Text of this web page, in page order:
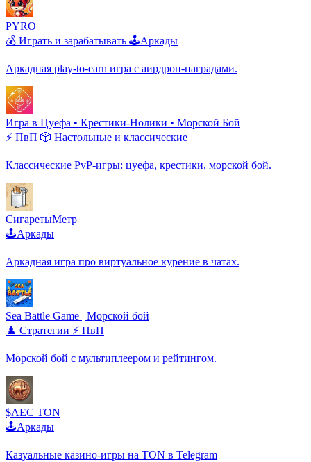
PYRO
💰 Играть и зарабатывать 🕹️Аркады
Аркадная play-to-earn игра с аирдроп-наградами.
Игра в Цуефа • Крестики-Нолики • Морской Бой
⚡ ПвП 🎲 Настольные и классические
Классические PvP-игры: цуефа, крестики, морской бой.
СигаретыМетр
🕹️Аркады
Аркадная игра про виртуальное курение в чатах.
Sea Battle Game | Морской бой
♟️ Стратегии ⚡ ПвП
Морской бой с мультиплеером и рейтингом.
$AEC TON
🕹️Аркады
Казуальные казино-игры на TON в Telegram